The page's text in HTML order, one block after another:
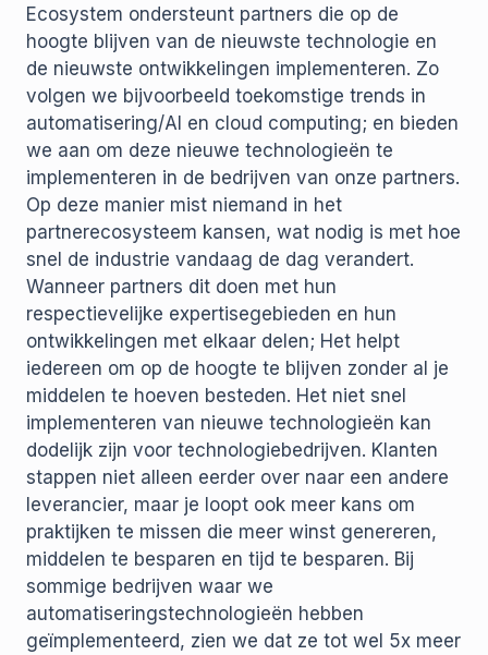
Ecosystem ondersteunt partners die op de
hoogte blijven van de nieuwste technologie en
de nieuwste ontwikkelingen implementeren. Zo
volgen we bijvoorbeeld toekomstige trends in
automatisering/AI en cloud computing; en bieden
we aan om deze nieuwe technologieën te
implementeren in de bedrijven van onze partners.
Op deze manier mist niemand in het
partnerecosysteem kansen, wat nodig is met hoe
snel de industrie vandaag de dag verandert.
Wanneer partners dit doen met hun
respectievelijke expertisegebieden en hun
ontwikkelingen met elkaar delen; Het helpt
iedereen om op de hoogte te blijven zonder al je
middelen te hoeven besteden. Het niet snel
implementeren van nieuwe technologieën kan
dodelijk zijn voor technologiebedrijven. Klanten
stappen niet alleen eerder over naar een andere
leverancier, maar je loopt ook meer kans om
praktijken te missen die meer winst genereren,
middelen te besparen en tijd te besparen. Bij
sommige bedrijven waar we
automatiseringstechnologieën hebben
geïmplementeerd, zien we dat ze tot wel 5x meer